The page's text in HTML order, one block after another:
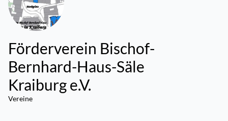
Förderverein Bischof-
Bernhard-Haus-Säle
Kraiburg e.V.
Vereine